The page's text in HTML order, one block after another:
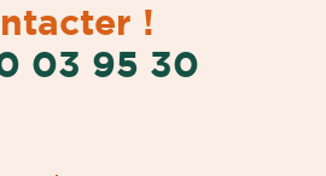
!
03 95 30